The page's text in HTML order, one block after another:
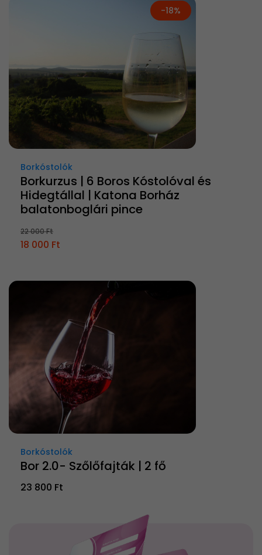
-18%
Borkóstolók
Borkurzus | 6 Boros Kóstolóval és
Hidegtállal | Katona Borház
balatonboglári pince
22 000 Ft
18 000 Ft
Borkóstolók
Bor 2.0- Szőlőfajták | 2 fő
23 800 Ft